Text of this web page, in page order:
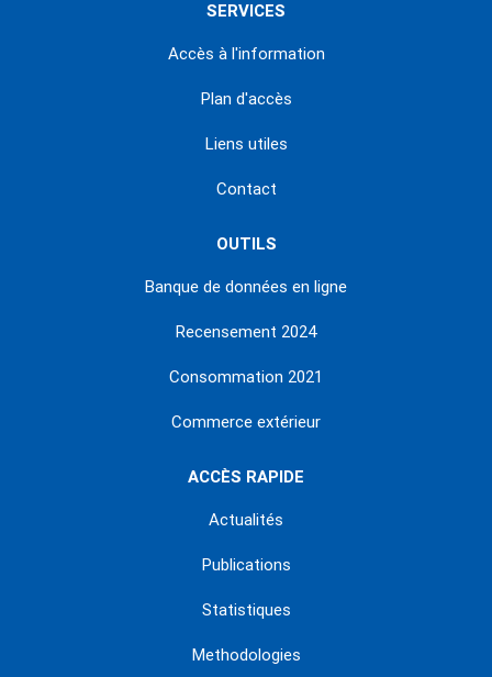
SERVICES
Accès à l'information
Plan d'accès
Liens utiles
Contact
OUTILS
Banque de données en ligne
Recensement 2024
Consommation 2021
Commerce extérieur
ACCÈS RAPIDE
Actualités
Publications
Statistiques
Methodologies